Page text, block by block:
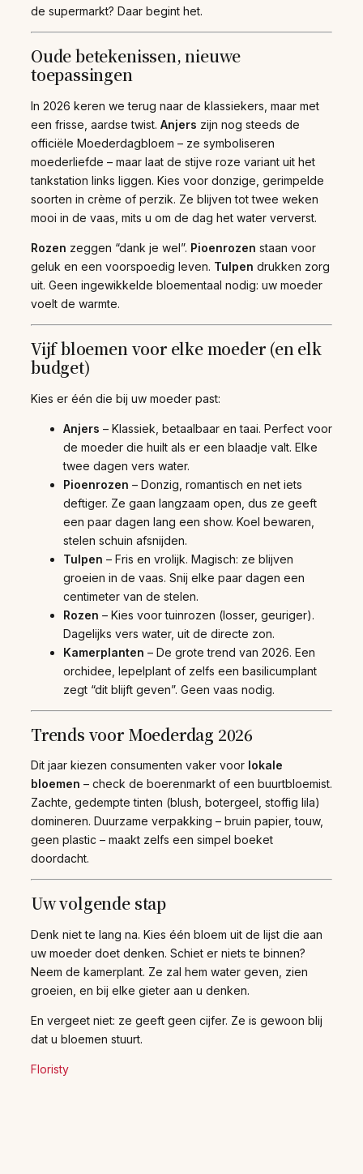
de supermarkt? Daar begint het.
Oude betekenissen, nieuwe
toepassingen
In 2026 keren we terug naar de klassiekers, maar met
een frisse, aardse twist. Anjers zijn nog steeds de
officiële Moederdagbloem – ze symboliseren
moederliefde – maar laat de stijve roze variant uit het
tankstation links liggen. Kies voor donzige, gerimpelde
soorten in crème of perzik. Ze blijven tot twee weken
mooi in de vaas, mits u om de dag het water ververst.
Rozen zeggen “dank je wel”. Pioenrozen staan voor
geluk en een voorspoedig leven. Tulpen drukken zorg
uit. Geen ingewikkelde bloementaal nodig: uw moeder
voelt de warmte.
Vijf bloemen voor elke moeder (en elk
budget)
Kies er één die bij uw moeder past:
Anjers – Klassiek, betaalbaar en taai. Perfect voor
de moeder die huilt als er een blaadje valt. Elke
twee dagen vers water.
Pioenrozen – Donzig, romantisch en net iets
deftiger. Ze gaan langzaam open, dus ze geeft
een paar dagen lang een show. Koel bewaren,
stelen schuin afsnijden.
Tulpen – Fris en vrolijk. Magisch: ze blijven
groeien in de vaas. Snij elke paar dagen een
centimeter van de stelen.
Rozen – Kies voor tuinrozen (losser, geuriger).
Dagelijks vers water, uit de directe zon.
Kamerplanten – De grote trend van 2026. Een
orchidee, lepelplant of zelfs een basilicumplant
zegt “dit blijft geven”. Geen vaas nodig.
Trends voor Moederdag 2026
Dit jaar kiezen consumenten vaker voor lokale
bloemen – check de boerenmarkt of een buurtbloemist.
Zachte, gedempte tinten (blush, botergeel, stoffig lila)
domineren. Duurzame verpakking – bruin papier, touw,
geen plastic – maakt zelfs een simpel boeket
doordacht.
Uw volgende stap
Denk niet te lang na. Kies één bloem uit de lijst die aan
uw moeder doet denken. Schiet er niets te binnen?
Neem de kamerplant. Ze zal hem water geven, zien
groeien, en bij elke gieter aan u denken.
En vergeet niet: ze geeft geen cijfer. Ze is gewoon blij
dat u bloemen stuurt.
Floristy